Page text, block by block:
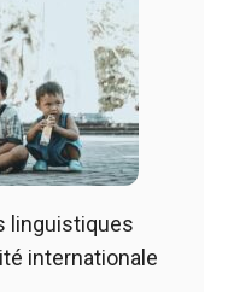
linguistiques
internationale